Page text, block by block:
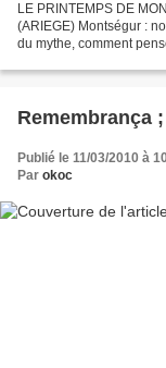
LE PRINTEMPS DE
(ARIEGE) Montségur :
du mythe, comment
Remembrança
Publié le 11/03/2010 à
Par okoc